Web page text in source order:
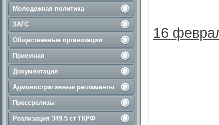
Молодежная политика
ЗАГС
Общественные организации
Приемная
Документация
Административные регламенты
Прессрелизы
Реализация 349.5 ст ТКРФ
16